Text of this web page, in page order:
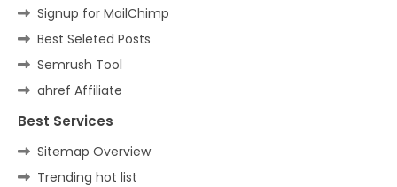
Signup for MailChimp
Best Seleted Posts
Semrush Tool
ahref Affiliate
Best Services
Sitemap Overview
Trending hot list